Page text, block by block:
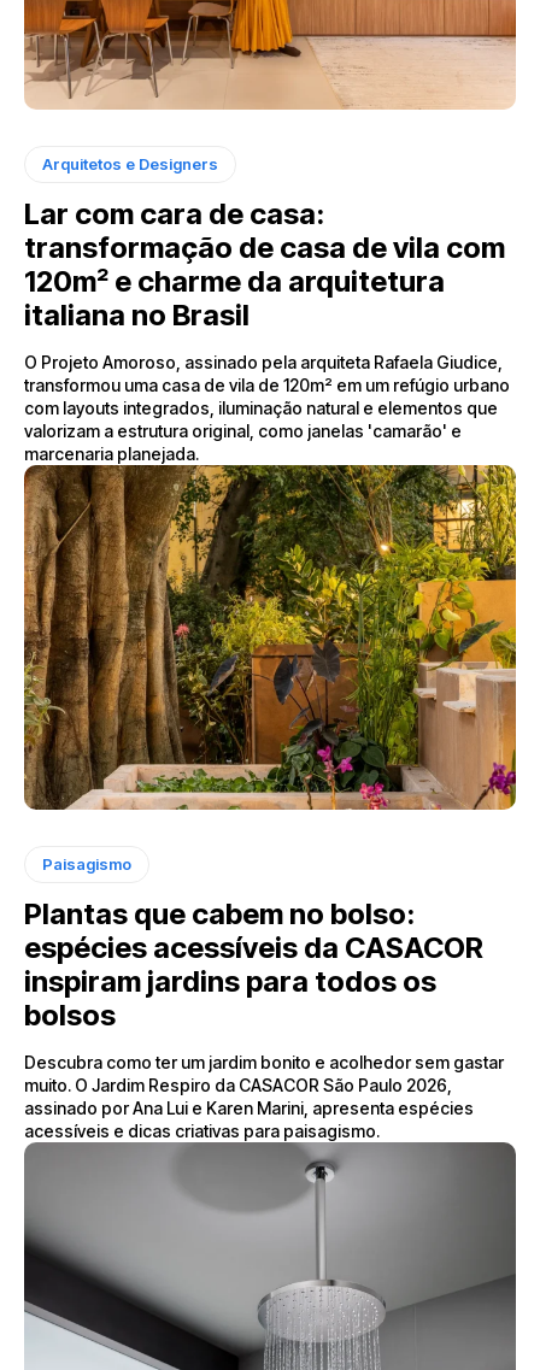
Arquitetos e Designers
Lar com cara de casa:
transformação de casa de vila com
120m² e charme da arquitetura
italiana no Brasil
O Projeto Amoroso, assinado pela arquiteta Rafaela Giudice,
transformou uma casa de vila de 120m² em um refúgio urbano
com layouts integrados, iluminação natural e elementos que
valorizam a estrutura original, como janelas 'camarão' e
marcenaria planejada.
Paisagismo
Plantas que cabem no bolso:
espécies acessíveis da CASACOR
inspiram jardins para todos os
bolsos
Descubra como ter um jardim bonito e acolhedor sem gastar
muito. O Jardim Respiro da CASACOR São Paulo 2026,
assinado por Ana Lui e Karen Marini, apresenta espécies
acessíveis e dicas criativas para paisagismo.